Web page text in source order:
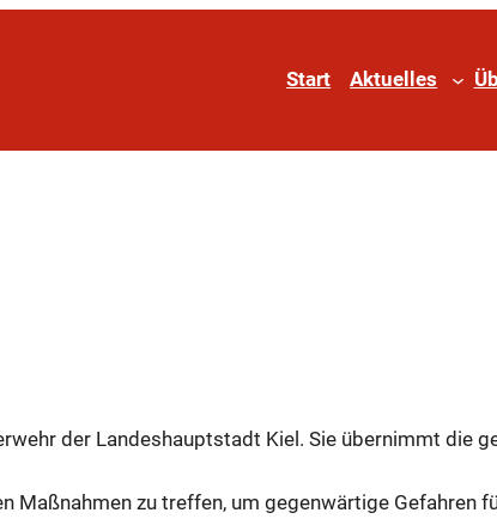
Start Aktuelles
der Landeshauptstadt Kiel. Sie übernimmt die
Maßnahmen zu treffen, um gegenwärtige Gefahren